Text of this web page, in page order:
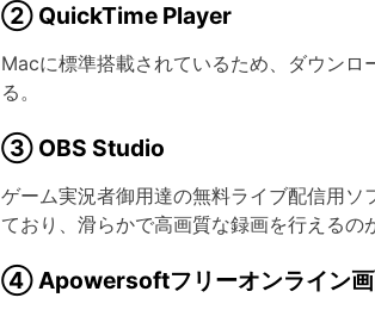
② QuickTime Player
Macに標準搭載されているため、ダウン
る。
③ OBS Studio
ゲーム実況者御用達の無料ライブ配信用
ており、滑らかで高画質な録画を行えるの
④ Apowersoftフリーオンライン画